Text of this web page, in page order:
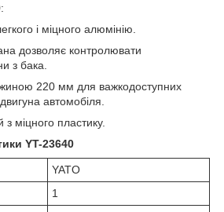
і міцного алюмінію.
дозволяє контролювати
з бака.
220 мм для важкодоступних
автомобіля.
з міцного пластику.
YT-23640
YATO
1